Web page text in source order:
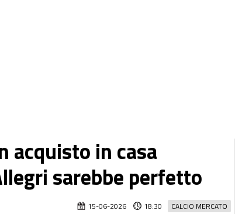
acquisto in casa
sarebbe perfetto
CALCIO MERCATO
15-06-2026 18:30